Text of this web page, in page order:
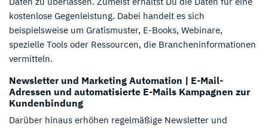
kostenlose Gegenleistung. Dabei handelt es sich
beispielsweise um Gratismuster, E-Books, Webinare,
spezielle Tools oder Ressourcen, die Brancheninformationen
vermitteln.
Newsletter und Marketing Automation | E-Mail-
Adressen und automatisierte E-Mails Kampagnen zur
Kundenbindung
Darüber hinaus erhöhen regelmäßige Newsletter und